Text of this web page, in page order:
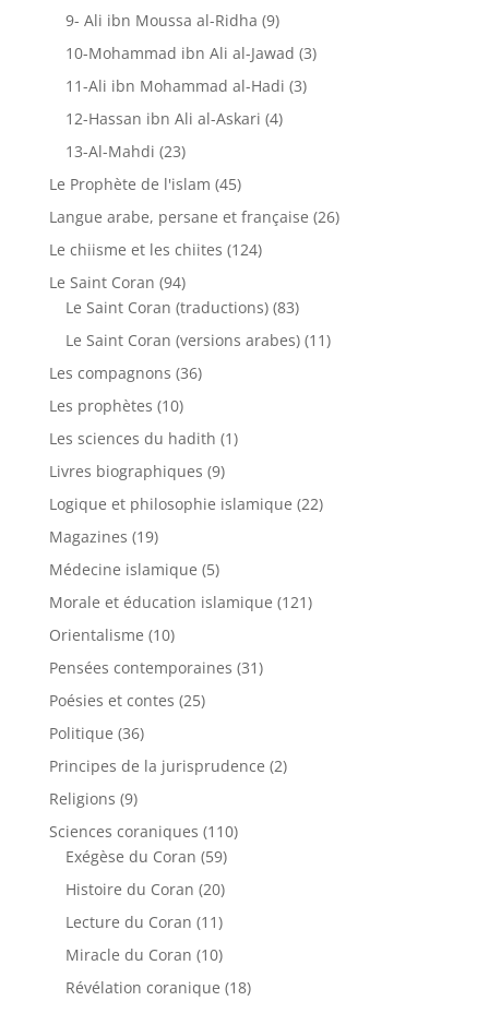
9- Ali ibn Moussa al-Ridha (9)
10-Mohammad ibn Ali al-Jawad (3)
11-Ali ibn Mohammad al-Hadi (3)
12-Hassan ibn Ali al-Askari (4)
13-Al-Mahdi (23)
Le Prophète de l'islam (45)
Langue arabe, persane et française (26)
Le chiisme et les chiites (124)
Le Saint Coran (94)
Le Saint Coran (traductions) (83)
Le Saint Coran (versions arabes) (11)
Les compagnons (36)
Les prophètes (10)
Les sciences du hadith (1)
Livres biographiques (9)
Logique et philosophie islamique (22)
Magazines (19)
Médecine islamique (5)
Morale et éducation islamique (121)
Orientalisme (10)
Pensées contemporaines (31)
Poésies et contes (25)
Politique (36)
Principes de la jurisprudence (2)
Religions (9)
Sciences coraniques (110)
Exégèse du Coran (59)
Histoire du Coran (20)
Lecture du Coran (11)
Miracle du Coran (10)
Révélation coranique (18)